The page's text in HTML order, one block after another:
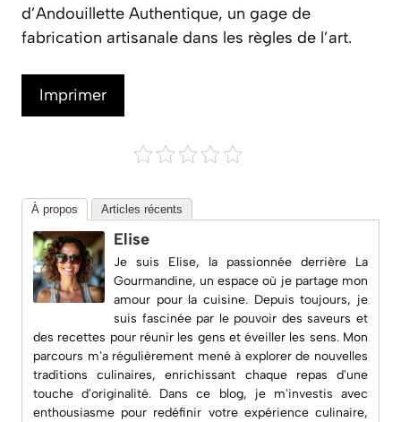
d’Andouillette Authentique, un gage de
fabrication artisanale dans les règles de l’art.
Imprimer
À propos Articles récents
Elise
Je suis Elise, la passionnée derrière La
Gourmandine, un espace où je partage mon
amour pour la cuisine. Depuis toujours, je
suis fascinée par le pouvoir des saveurs et
des recettes pour réunir les gens et éveiller les sens. Mon
parcours m'a régulièrement mené à explorer de nouvelles
traditions culinaires, enrichissant chaque repas d'une
touche d'originalité. Dans ce blog, je m'investis avec
enthousiasme pour redéfinir votre expérience culinaire,